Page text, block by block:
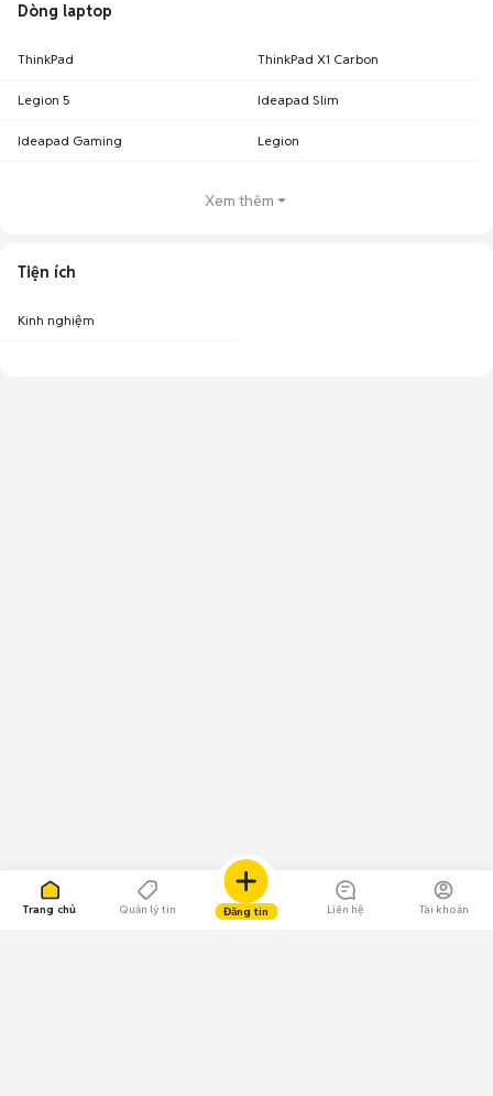
Trang chủ Quản lý tin Đăng tin Liên hệ Tài khoản
Dòng laptop
ThinkPad ThinkPad X1 Carbon
Legion 5 Ideapad Slim
Ideapad Gaming Legion
Xem thêm
Tiện ích
Kinh nghiệm